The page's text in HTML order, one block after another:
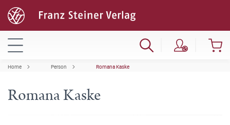
Home Person Romana Kaske
Romana Kaske